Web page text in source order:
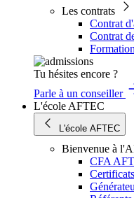
Les contrats
Contrat
Contrat
Tu hésites encore ?
Parle à un conseiller
L'école AFTEC
L'école AFTEC
Bienvenue à
CFA